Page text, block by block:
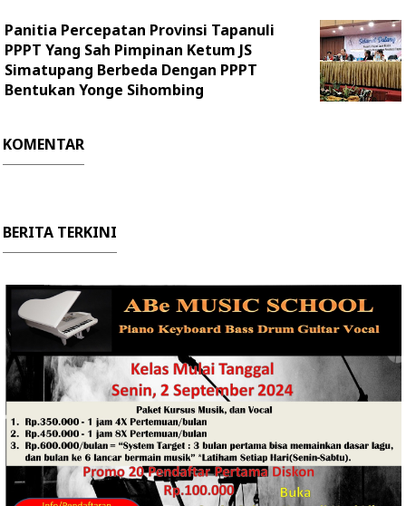
Panitia Percepatan Provinsi Tapanuli
PPPT Yang Sah Pimpinan Ketum JS
Simatupang Berbeda Dengan PPPT
Bentukan Yonge Sihombing
KOMENTAR
BERITA TERKINI